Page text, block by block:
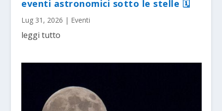
eventi astronomici sotto le stelle 🗓
Lug 31, 2026 | Eventi
leggi tutto